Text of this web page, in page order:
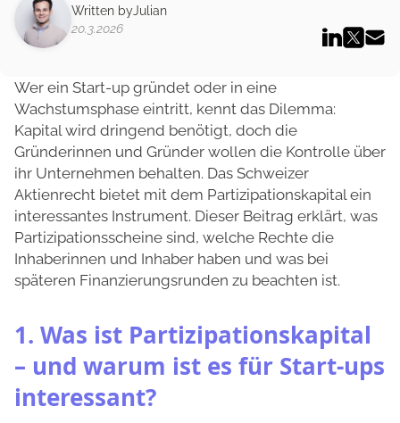
Written byJulian
20.3.2026
Wer ein Start-up gründet oder in eine
Wachstumsphase eintritt, kennt das Dilemma:
Kapital wird dringend benötigt, doch die
Gründerinnen und Gründer wollen die Kontrolle über
ihr Unternehmen behalten. Das Schweizer
Aktienrecht bietet mit dem Partizipationskapital ein
interessantes Instrument. Dieser Beitrag erklärt, was
Partizipationsscheine sind, welche Rechte die
Inhaberinnen und Inhaber haben und was bei
späteren Finanzierungsrunden zu beachten ist.
1. Was ist Partizipationskapital
– und warum ist es für Start-ups
interessant?